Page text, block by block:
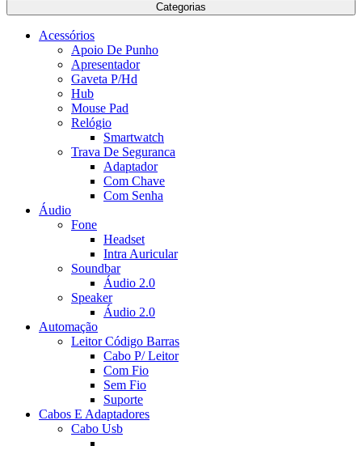
Categorias
Acessórios
Apoio De Punho
Apresentador
Gaveta P/Hd
Hub
Mouse Pad
Relógio
Smartwatch
Trava De Seguranca
Adaptador
Com Chave
Com Senha
Áudio
Fone
Headset
Intra Auricular
Soundbar
Áudio 2.0
Speaker
Áudio 2.0
Automação
Leitor Código Barras
Cabo P/ Leitor
Com Fio
Sem Fio
Suporte
Cabos E Adaptadores
Cabo Usb